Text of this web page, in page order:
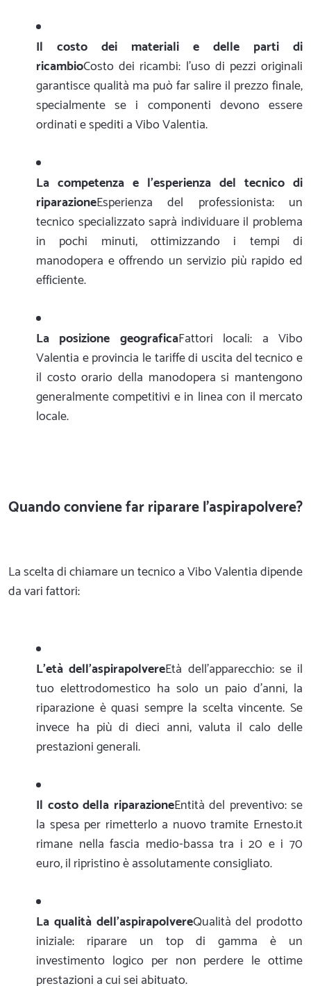
Il costo dei materiali e delle parti di
ricambioCosto dei ricambi: l'uso di pezzi originali
garantisce qualità ma può far salire il prezzo finale,
specialmente se i componenti devono essere
ordinati e spediti a Vibo Valentia.
La competenza e l'esperienza del tecnico di
riparazioneEsperienza del professionista: un
tecnico specializzato saprà individuare il problema
in pochi minuti, ottimizzando i tempi di
manodopera e offrendo un servizio più rapido ed
efficiente.
La posizione geograficaFattori locali: a Vibo
Valentia e provincia le tariffe di uscita del tecnico e
il costo orario della manodopera si mantengono
generalmente competitivi e in linea con il mercato
locale.
Quando conviene far riparare l'aspirapolvere?
La scelta di chiamare un tecnico a Vibo Valentia dipende
da vari fattori:
L'età dell'aspirapolvereEtà dell'apparecchio: se il
tuo elettrodomestico ha solo un paio d'anni, la
riparazione è quasi sempre la scelta vincente. Se
invece ha più di dieci anni, valuta il calo delle
prestazioni generali.
Il costo della riparazioneEntità del preventivo: se
la spesa per rimetterlo a nuovo tramite Ernesto.it
rimane nella fascia medio-bassa tra i 20 e i 70
euro, il ripristino è assolutamente consigliato.
La qualità dell'aspirapolvereQualità del prodotto
iniziale: riparare un top di gamma è un
investimento logico per non perdere le ottime
prestazioni a cui sei abituato.